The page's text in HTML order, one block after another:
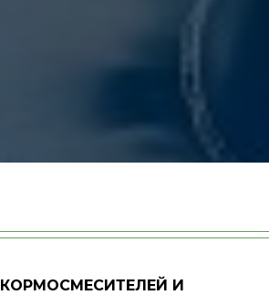
КОРМОСМЕСИТЕЛЕЙ И